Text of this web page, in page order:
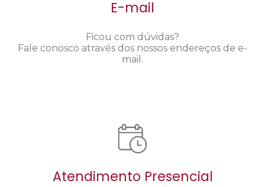
E-mail
Ficou com dúvidas?
Fale conosco através dos nossos endereços de e-
mail.
Atendimento Presencial